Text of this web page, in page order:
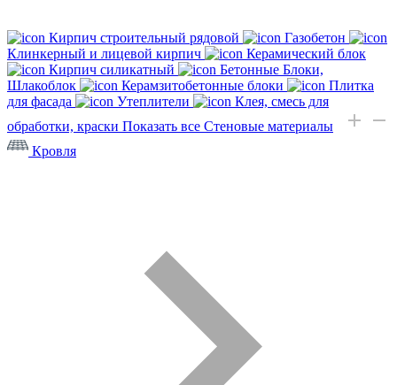
Кирпич строительный рядовой
Газобетон
Клинкерный и лицевой кирпич
Керамический блок
Кирпич силикатный
Бетонные Блоки,
Шлакоблок
Керамзитобетонные блоки
Плитка
для фасада
Утеплители
Клея, смесь для
обработки, краски Показать все Стеновые материалы
Кровля